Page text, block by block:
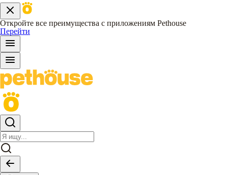
Откройте все преимущества с приложениям Pethouse
Перейти